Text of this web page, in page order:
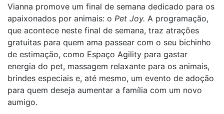
Vianna promove um final de semana dedicado para os
apaixonados por animais: o Pet Joy. A programação,
que acontece neste final de semana, traz atrações
gratuitas para quem ama passear com o seu bichinho
de estimação, como Espaço Agility para gastar
energia do pet, massagem relaxante para os animais,
brindes especiais e, até mesmo, um evento de adoção
para quem deseja aumentar a família com um novo
aumigo.